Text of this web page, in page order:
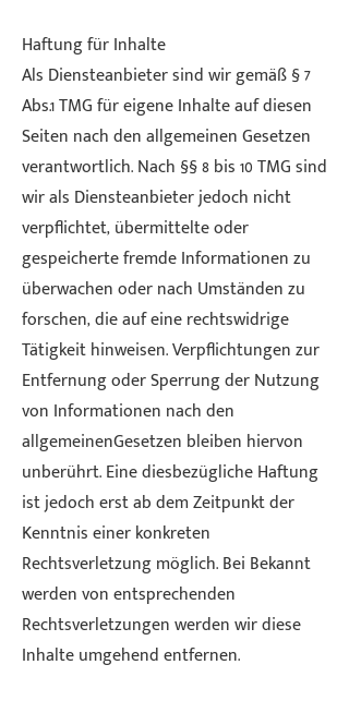
Haftung für Inhalte
Als Diensteanbieter sind wir gemäß § 7
Abs.1 TMG für eigene Inhalte auf diesen
Seiten nach den allgemeinen Gesetzen
verantwortlich. Nach §§ 8 bis 10 TMG sind
wir als Diensteanbieter jedoch nicht
verpflichtet, übermittelte oder
gespeicherte fremde Informationen zu
überwachen oder nach Umständen zu
forschen, die auf eine rechtswidrige
Tätigkeit hinweisen. Verpflichtungen zur
Entfernung oder Sperrung der Nutzung
von Informationen nach den
allgemeinenGesetzen bleiben hiervon
unberührt. Eine diesbezügliche Haftung
ist jedoch erst ab dem Zeitpunkt der
Kenntnis einer konkreten
Rechtsverletzung möglich. Bei Bekannt
werden von entsprechenden
Rechtsverletzungen werden wir diese
Inhalte umgehend entfernen.